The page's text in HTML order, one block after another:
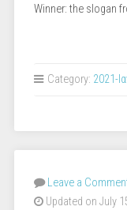
Winner: the slogan
Category: 2021-
Leave a
Updated on July